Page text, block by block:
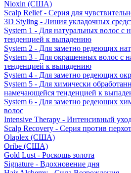
Nioxin (США)
Scalp Relief - Серия для
3D Styling - Линия укладочных
System 1 - Для натуральных волос с
тенденцией к выпадению
System 2 - Для заметно редеющих
System 3 - Для окрашенных волос с
тенденцией к выпадению
System 4 - Для заметно редеющих
System 5 - Для химически
намечающейся тенденцией к
System 6 - Для заметно редеющих
волос
Intensive Therapy - Интенсивный
Scalp Recovery - Серия против
Olaplex (США)
Oribe (США)
Gold Lust - Роскошь золота
Signature - Вдохновение дня